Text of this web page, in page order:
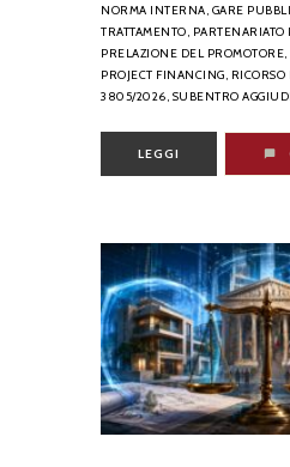
NORMA INTERNA, GARE
TRATTAMENTO, PARTENARIATO
PRELAZIONE DEL PROMOTORE,
PROJECT FINANCING, RICORSO
3805/2026, SUBENTRO
LEGGI